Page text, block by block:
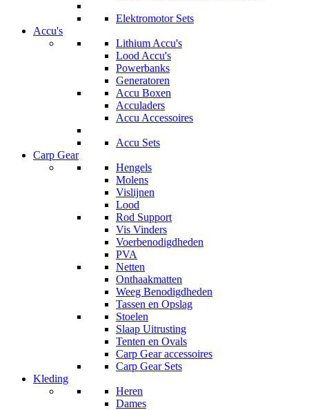
Elektromotor Sets
Accu's
Lithium Accu's
Lood Accu's
Powerbanks
Generatoren
Accu Boxen
Acculaders
Accu Accessoires
Accu Sets
Carp Gear
Hengels
Molens
Vislijnen
Lood
Rod Support
Vis Vinders
Voerbenodigdheden
PVA
Netten
Onthaakmatten
Weeg Benodigdheden
Tassen en Opslag
Stoelen
Slaap Uitrusting
Tenten en Ovals
Carp Gear accessoires
Carp Gear Sets
Kleding
Heren
Dames